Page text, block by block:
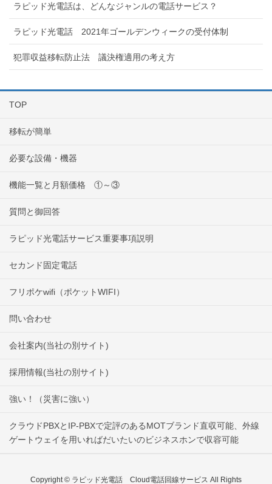
ラピッド光電話は、どんなジャンルの電話サービス？
ラピッド光電話 2021年ゴールデンウィークの受付体制
犯罪収益移転防止法 議決権適用の考え方
TOP
移転が簡単
必要な設備・機器
機能一覧と月額価格 ①～③
質問と御回答
ラピッド光電話サービス重要事項説明
セカンド固定電話
フリポケwifi（ポケットWIFI）
問い合わせ
会社案内(当社の別サイト)
採用情報(当社の別サイト)
強い！（災害に強い）
クラウドPBXとIP-PBXで定評のあるMOTブランド直収可能、外線
ゲートウェイを用いればだいたいのビジネスホンで収容可能
Copyright © ラピッド光電話 Cloud電話回線サービス All Rights